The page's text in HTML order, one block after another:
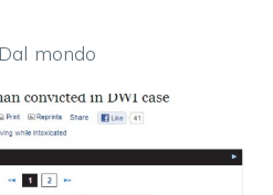
Dal mondo